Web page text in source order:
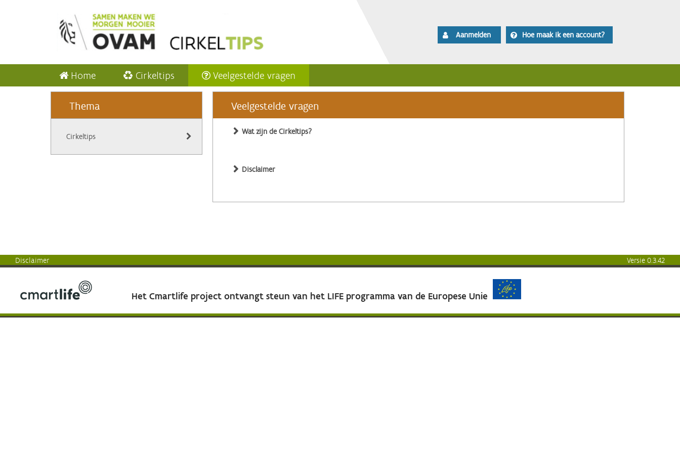
Aanmelden Hoe maak ik een account?
Home Cirkeltips Veelgestelde vragen
Thema
Cirkeltips
Veelgestelde vragen
Wat zijn de Cirkeltips?
Disclaimer
Disclaimer Versie 0.3.42
Het Cmartlife project ontvangt steun van het LIFE programma van de Europese Unie